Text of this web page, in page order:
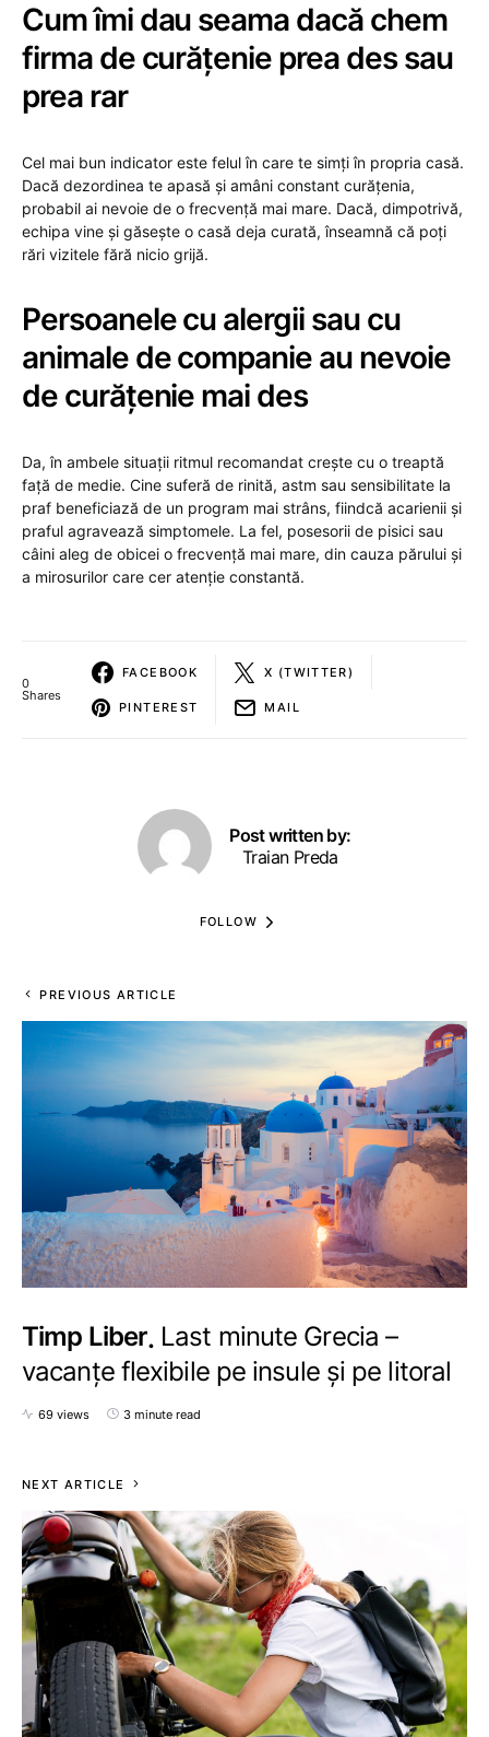
Cum îmi dau seama dacă chem
firma de curățenie prea des sau
prea rar
Cel mai bun indicator este felul în care te simți în propria casă.
Dacă dezordinea te apasă și amâni constant curățenia,
probabil ai nevoie de o frecvență mai mare. Dacă, dimpotrivă,
echipa vine și găsește o casă deja curată, înseamnă că poți
rări vizitele fără nicio grijă.
Persoanele cu alergii sau cu
animale de companie au nevoie
de curățenie mai des
Da, în ambele situații ritmul recomandat crește cu o treaptă
față de medie. Cine suferă de rinită, astm sau sensibilitate la
praf beneficiază de un program mai strâns, fiindcă acarienii și
praful agravează simptomele. La fel, posesorii de pisici sau
câini aleg de obicei o frecvență mai mare, din cauza părului și
a mirosurilor care cer atenție constantă.
0
Shares
FACEBOOK X (TWITTER)
PINTEREST MAIL
Post written by:
Traian Preda
FOLLOW
PREVIOUS ARTICLE
Timp Liber Last minute Grecia –
vacanțe flexibile pe insule și pe litoral
69 views 3 minute read
NEXT ARTICLE